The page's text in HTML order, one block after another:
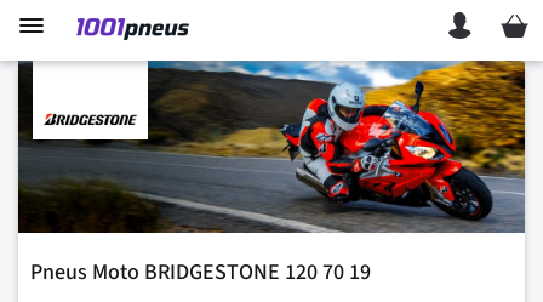
Mon
Pneus Moto BRIDGESTONE 120 70 19